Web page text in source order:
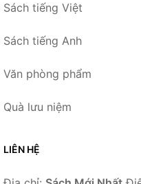
Sách tiếng Việt
Sách tiếng Anh
Văn phòng phẩm
Quà lưu niệm
LIÊN HỆ